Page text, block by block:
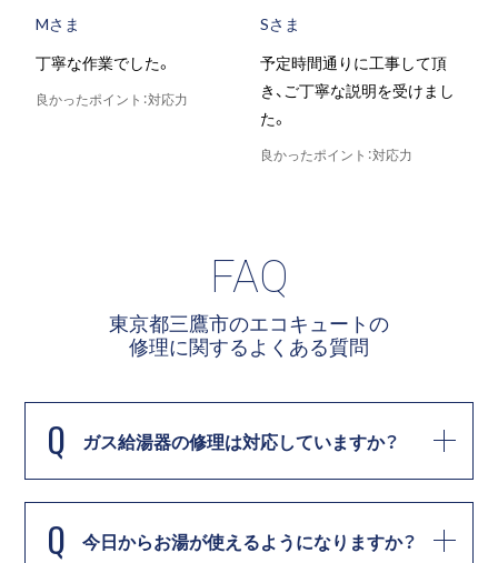
Mさま
丁寧な作業でした。
良かったポイント：対応力
Sさま
予定時間通りに工事して頂
き、ご丁寧な説明を受けまし
た。
良かったポイント：対応力
FAQ
東京都三鷹市のエコキュートの
修理に関するよくある質問
Q ガス給湯器の修理は対応していますか？
Q 今日からお湯が使えるようになりますか？